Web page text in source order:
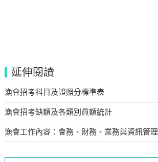
延伸閱讀
漁會招考科目及證照分標準表
漁會招考缺額及各類別員額統計
漁會工作內容：會務、財務、業務與資訊管理